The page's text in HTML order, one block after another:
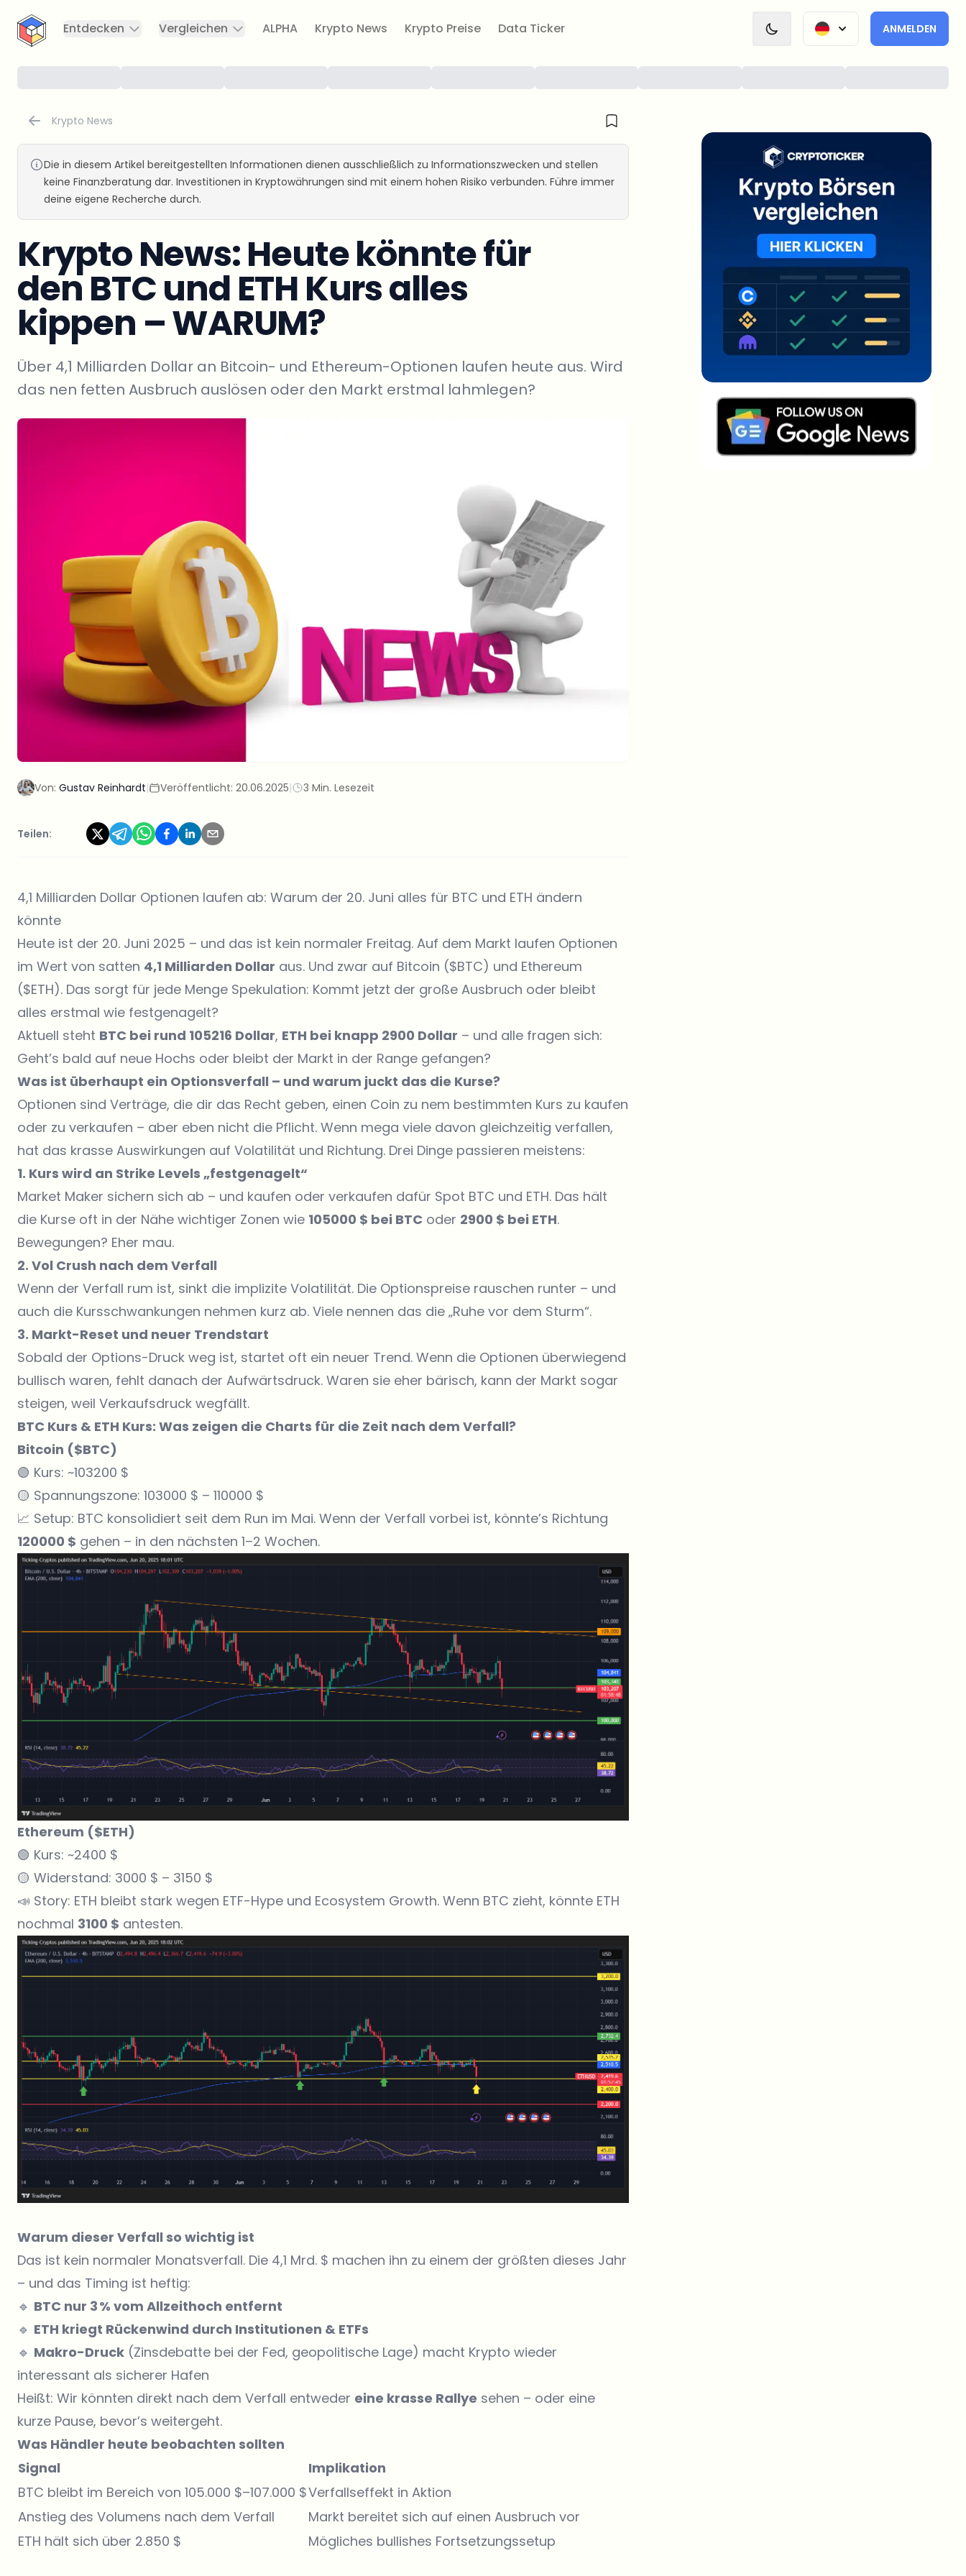
CryptoTicker
Entdecken
Vergleichen ALPHA Krypto News Krypto Preise Data Ticker ANMELDEN
Krypto News
Die in diesem Artikel bereitgestellten Informationen dienen ausschließlich zu Informationszwecken und stellen
keine Finanzberatung dar. Investitionen in Kryptowährungen sind mit einem hohen Risiko verbunden. Führe immer
deine eigene Recherche durch.
Krypto News: Heute könnte für
den BTC und ETH Kurs alles
kippen – WARUM?
Über 4,1 Milliarden Dollar an Bitcoin- und Ethereum-Optionen laufen heute aus. Wird
das nen fetten Ausbruch auslösen oder den Markt erstmal lahmlegen?
Von: Gustav Reinhardt| Veröffentlicht: 20.06.2025| 3 Min. Lesezeit
Teilen:
4,1 Milliarden Dollar Optionen laufen ab: Warum der 20. Juni alles für BTC und ETH ändern
könnte
Heute ist der 20. Juni 2025 – und das ist kein normaler Freitag. Auf dem Markt laufen Optionen
im Wert von satten 4,1 Milliarden Dollar aus. Und zwar auf Bitcoin ($BTC) und Ethereum
($ETH). Das sorgt für jede Menge Spekulation: Kommt jetzt der große Ausbruch oder bleibt
alles erstmal wie festgenagelt?
Aktuell steht BTC bei rund 105216 Dollar, ETH bei knapp 2900 Dollar – und alle fragen sich:
Geht’s bald auf neue Hochs oder bleibt der Markt in der Range gefangen?
Was ist überhaupt ein Optionsverfall – und warum juckt das die Kurse?
Optionen sind Verträge, die dir das Recht geben, einen Coin zu nem bestimmten Kurs zu kaufen
oder zu verkaufen – aber eben nicht die Pflicht. Wenn mega viele davon gleichzeitig verfallen,
hat das krasse Auswirkungen auf Volatilität und Richtung. Drei Dinge passieren meistens:
1. Kurs wird an Strike Levels „festgenagelt“
Market Maker sichern sich ab – und kaufen oder verkaufen dafür Spot BTC und ETH. Das hält
die Kurse oft in der Nähe wichtiger Zonen wie 105000 $ bei BTC oder 2900 $ bei ETH.
Bewegungen? Eher mau.
2. Vol Crush nach dem Verfall
Wenn der Verfall rum ist, sinkt die implizite Volatilität. Die Optionspreise rauschen runter – und
auch die Kursschwankungen nehmen kurz ab. Viele nennen das die „Ruhe vor dem Sturm“.
3. Markt-Reset und neuer Trendstart
Sobald der Options-Druck weg ist, startet oft ein neuer Trend. Wenn die Optionen überwiegend
bullisch waren, fehlt danach der Aufwärtsdruck. Waren sie eher bärisch, kann der Markt sogar
steigen, weil Verkaufsdruck wegfällt.
BTC Kurs & ETH Kurs: Was zeigen die Charts für die Zeit nach dem Verfall?
Bitcoin ($BTC)
🟢 Kurs: ~103200 $
🟡 Spannungszone: 103000 $ – 110000 $
📈 Setup: BTC konsolidiert seit dem Run im Mai. Wenn der Verfall vorbei ist, könnte’s Richtung
120000 $ gehen – in den nächsten 1–2 Wochen.
Ethereum ($ETH)
🟢 Kurs: ~2400 $
🟡 Widerstand: 3000 $ – 3150 $
📣 Story: ETH bleibt stark wegen ETF-Hype und Ecosystem Growth. Wenn BTC zieht, könnte ETH
nochmal 3100 $ antesten.
Warum dieser Verfall so wichtig ist
Das ist kein normaler Monatsverfall. Die 4,1 Mrd. $ machen ihn zu einem der größten dieses Jahr
– und das Timing ist heftig:
🔹 BTC nur 3 % vom Allzeithoch entfernt
🔹 ETH kriegt Rückenwind durch Institutionen & ETFs
🔹 Makro-Druck (Zinsdebatte bei der Fed, geopolitische Lage) macht Krypto wieder
interessant als sicherer Hafen
Heißt: Wir könnten direkt nach dem Verfall entweder eine krasse Rallye sehen – oder eine
kurze Pause, bevor’s weitergeht.
Was Händler heute beobachten sollten
Signal
Implikation
BTC bleibt im Bereich von 105.000 $–107.000 $Verfallseffekt in Aktion
Anstieg des Volumens nach dem Verfall
Markt bereitet sich auf einen Ausbruch vor
ETH hält sich über 2.850 $
Mögliches bullishes Fortsetzungssetup